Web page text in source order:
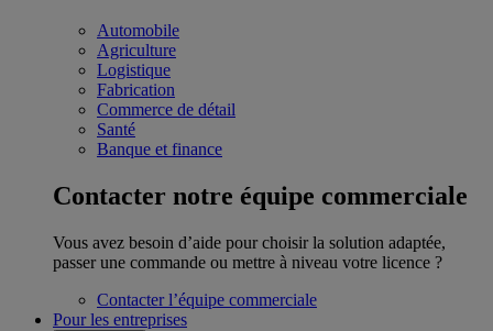
Automobile
Agriculture
Logistique
Fabrication
Commerce de détail
Santé
Banque et finance
Contacter notre équipe commerciale
Vous avez besoin d’aide pour choisir la solution adaptée,
passer une commande ou mettre à niveau votre licence ?
Contacter l’équipe commerciale
Pour les entreprises